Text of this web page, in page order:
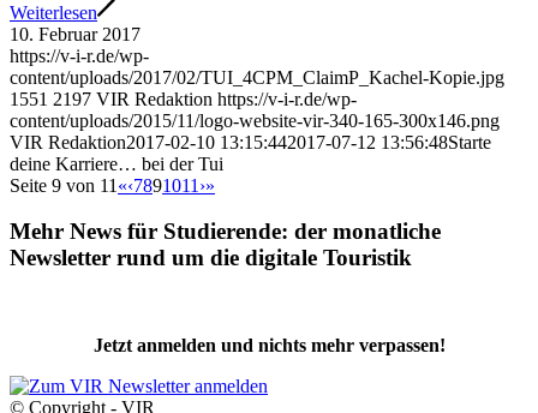
Weiterlesen
10. Februar 2017
https://v-i-r.de/wp-
content/uploads/2017/02/TUI_4CPM_ClaimP_Kachel-Kopie.jpg
1551 2197 VIR Redaktion https://v-i-r.de/wp-
content/uploads/2015/11/logo-website-vir-340-165-300x146.png
VIR Redaktion2017-02-10 13:15:442017-07-12 13:56:48Starte
deine Karriere… bei der Tui
Seite 9 von 11 «‹7891011 ›»
Mehr News für Studierende: der monatliche
Newsletter rund um die digitale Touristik
Jetzt anmelden und nichts mehr verpassen!
© Copyright - VIR